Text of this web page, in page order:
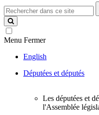
Rechercher
dans
ce
site
Menu Fermer
English
Députées et députés
Les députées et
l'Assemblée